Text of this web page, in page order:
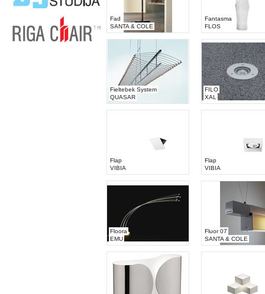
Fad
SANTA & COLE
Fantasma
FLOS
Fieltebek System
QUASAR
FILO
XAL
Flap
VIBIA
Flap
VIBIA
Floora
EMU
Fluor 07
SANTA & COLE